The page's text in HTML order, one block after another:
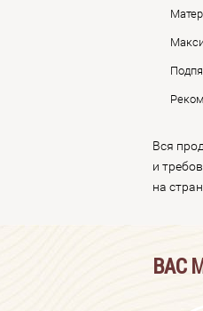
Вся
и
на
ВАС